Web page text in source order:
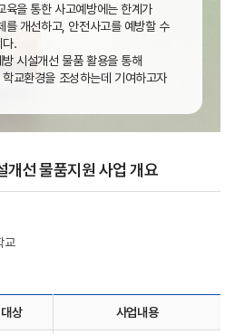
육을 통한 사고예방에는 한계가
를 개선하고, 안전사고를 예방할 수
다.
시설개선 물품 활용을 통해
교환경을 조성하는데 기여하고자
개선 물품지원 사업 개요
교
대상 사업내용